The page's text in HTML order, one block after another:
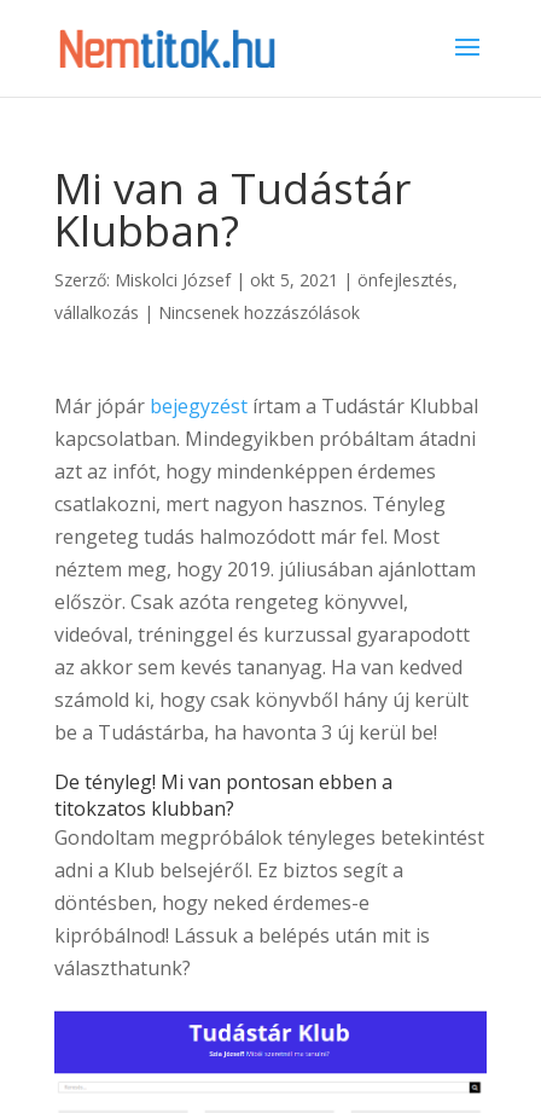
Mi van a Tudástár
Klubban?
Szerző: Miskolci József| okt 5, 2021 | önfejlesztés,
vállalkozás | Nincsenek hozzászólások
Már jópár bejegyzéstírtam a Tudástár Klubbal
kapcsolatban. Mindegyikben próbáltam átadni
azt az infót, hogy mindenképpen érdemes
csatlakozni, mert nagyon hasznos. Tényleg
rengeteg tudás halmozódott már fel. Most
néztem meg, hogy 2019. júliusában ajánlottam
először. Csak azóta rengeteg könyvvel,
videóval, tréninggel és kurzussal gyarapodott
az akkor sem kevés tananyag. Ha van kedved
számold ki, hogy csak könyvből hány új került
be a Tudástárba, ha havonta 3 új kerül be!
De tényleg! Mi van pontosan ebben a
titokzatos klubban?
Gondoltam megpróbálok tényleges betekintést
adni a Klub belsejéről. Ez biztos segít a
döntésben, hogy neked érdemes-e
kipróbálnod! Lássuk a belépés után mit is
választhatunk?